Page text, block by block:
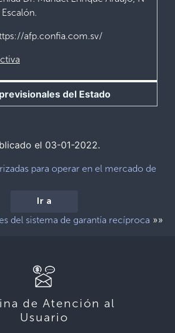
afp.confia.com.sv/
del Estado
el 03-01-2022.
para operar en el mercado de
Ir a
del sistema de garantía recíproca »»
de Atención al
Usuario